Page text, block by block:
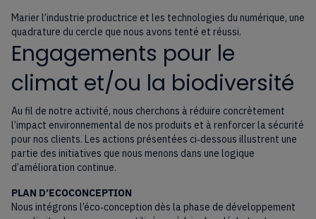
Marier l’industrie productrice et les technologies du numérique, une
quadrature du cercle que nous avons tenté et réussi.
Engagements pour le
climat et/ou la biodiversité
Au fil de notre activité, nous cherchons à réduire concrètement
l’impact environnemental de nos produits et à renforcer la sécurité
pour nos clients. Les actions présentées ci‑dessous illustrent une
partie des initiatives que nous menons dans une logique
d’amélioration continue.
PLAN D’ECOCONCEPTION
Nous intégrons l’éco‑conception dès la phase de développement